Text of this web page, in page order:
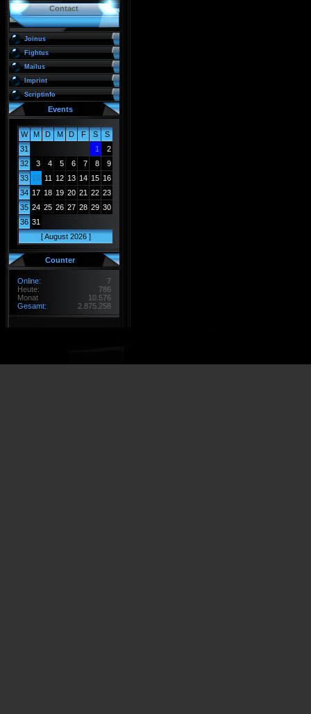
Contact
Joinus
Fightus
Mailus
Imprint
Scriptinfo
Events
W M D M D F S
S
31
1
2
32
3 4 5 6 7 8
9
33 10 11 12 13 14 15 16
34 17 18 19 20 21 22 23
35 24 25 26 27 28 29 30
36 31
<[ August 2026 ] >
Counter
Online:
7
Heute:
786
Monat
10.576
Gesamt:
2.875.258